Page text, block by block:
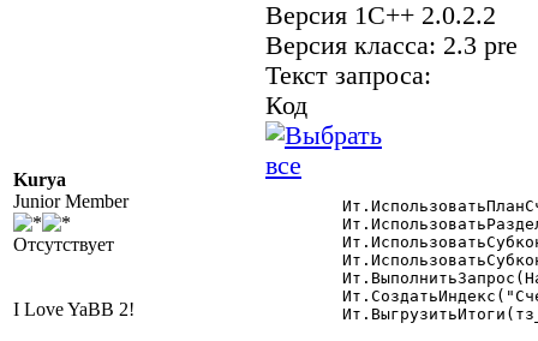
Kurya
Junior Member
Отсутствует
I Love YaBB 2!
Версия 1С++ 2.0.2.2
Версия класса: 2.3 pre
Текст запроса:
Код